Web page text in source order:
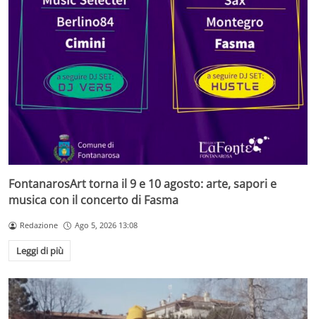
FontanarosArt torna il 9 e 10 agosto: arte, sapori e
musica con il concerto di Fasma
Redazione Ago 5, 2026 13:08
Leggi di più